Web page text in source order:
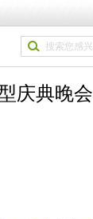
庆典晚会